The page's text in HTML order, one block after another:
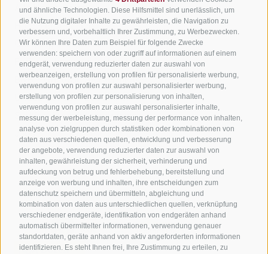
und ähnliche Technologien. Diese Hilfsmittel sind unerlässlich, um
die Nutzung digitaler Inhalte zu gewährleisten, die Navigation zu
verbessern und, vorbehaltlich Ihrer Zustimmung, zu Werbezwecken.
Wir können Ihre Daten zum Beispiel für folgende Zwecke
verwenden: speichern von oder zugriff auf informationen auf einem
endgerät, verwendung reduzierter daten zur auswahl von
werbeanzeigen, erstellung von profilen für personalisierte werbung,
verwendung von profilen zur auswahl personalisierter werbung,
erstellung von profilen zur personalisierung von inhalten,
verwendung von profilen zur auswahl personalisierter inhalte,
messung der werbeleistung, messung der performance von inhalten,
analyse von zielgruppen durch statistiken oder kombinationen von
daten aus verschiedenen quellen, entwicklung und verbesserung
der angebote, verwendung reduzierter daten zur auswahl von
inhalten, gewährleistung der sicherheit, verhinderung und
aufdeckung von betrug und fehlerbehebung, bereitstellung und
anzeige von werbung und inhalten, ihre entscheidungen zum
datenschutz speichern und übermitteln, abgleichung und
kombination von daten aus unterschiedlichen quellen, verknüpfung
verschiedener endgeräte, identifikation von endgeräten anhand
automatisch übermittelter informationen, verwendung genauer
standortdaten, geräte anhand von aktiv angeforderten informationen
identifizieren. Es steht Ihnen frei, Ihre Zustimmung zu erteilen, zu
Alle Unterkünfte
Hotels in Jenesien
Camping in Jenesien
Ferienwohnungen in Jenesien
B&B - Gästezimmervermieter
Urlaub auf dem Bauernhof
Südtirol Apps für unterwegs
Jobs
Jetzt anmelden!